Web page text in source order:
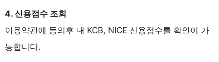
4. 신용점수 조회
이용약관에 동의후 내 KCB, NICE 신용점수를 확인이 가
능합니다.